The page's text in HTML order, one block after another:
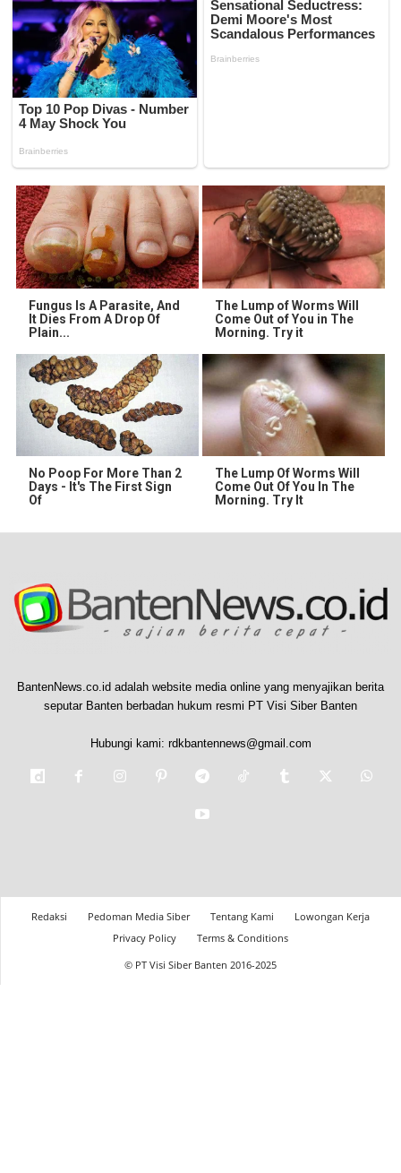
Fungus Is A Parasite, And
It Dies From A Drop Of
Plain...
The Lump of Worms Will
Come Out of You in The
Morning. Try it
No Poop For More Than 2
Days - It's The First Sign
Of
The Lump Of Worms Will
Come Out Of You In The
Morning. Try It
BantenNews.co.id adalah website media online yang menyajikan berita
seputar Banten berbadan hukum resmi PT Visi Siber Banten
Hubungi kami: rdkbantennews@gmail.com
Redaksi Pedoman Media Siber Tentang Kami
Lowongan Kerja
Privacy Policy
Terms & Conditions
© PT Visi Siber Banten 2016-2025